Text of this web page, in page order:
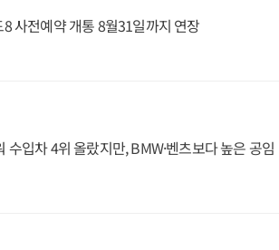
사전예약 개통 8월31일까지 연장
수입차 4위 올랐지만, BMW·벤츠보다 높은 공임